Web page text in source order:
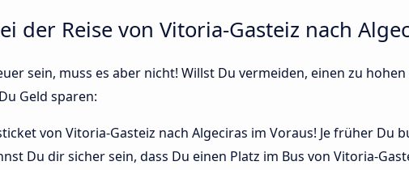
der Reise von Vitoria-Gasteiz nach
sein, muss es aber nicht! Willst Du vermeiden, einen zu
Geld sparen:
von Vitoria-Gasteiz nach Algeciras im Voraus! Je früher Du
Du dir sicher sein, dass Du einen Platz im Bus von Vitoria-